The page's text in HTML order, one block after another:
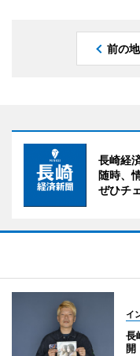
前の
長崎経
随時、
ぜひチ
イ
長
開